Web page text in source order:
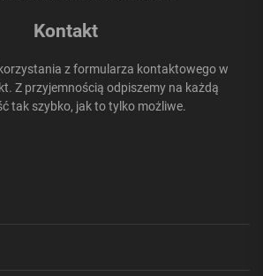
Kontakt
z formularza kontaktowego w
Z przyjemnością odpiszemy na każdą
tak szybko, jak to tylko możliwe.